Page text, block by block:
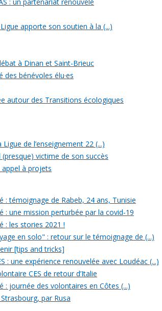
apporte son soutien à la (...)
à Dinan et Saint-Brieuc
bénévoles élu·es
autour des Transitions écologiques
de l’enseignement 22 (...)
victime de son succès
à projets
: témoignage de Rabeb, 24 ans, Tunisie
: une mission perturbée par la covid-19
: les stories 2021 !
en solo" : retour sur le témoignage de (...)
[tips and tricks]
: une expérience renouvelée avec Loudéac (...)
CES de retour d’Italie
: journée des volontaires en Côtes (...)
par Rusa